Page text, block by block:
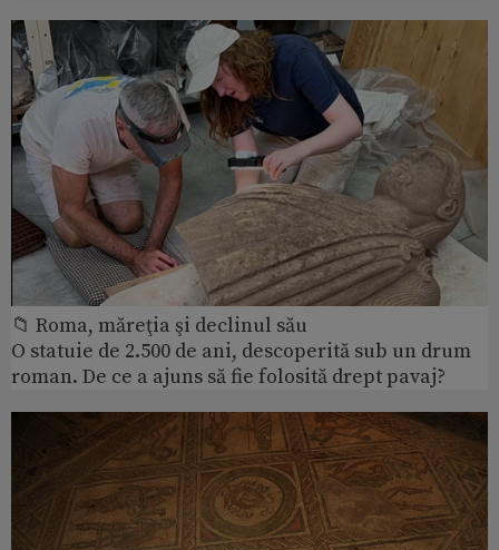
📁 Roma, măreţia şi declinul său
O statuie de 2.500 de ani, descoperită sub un drum
roman. De ce a ajuns să fie folosită drept pavaj?